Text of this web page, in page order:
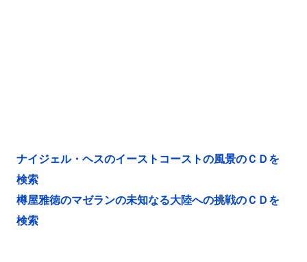
ナイジェル・ヘスのイーストコーストの風景のＣＤを
検索
樽屋雅徳のマゼランの未知なる大陸への挑戦のＣＤを
検索